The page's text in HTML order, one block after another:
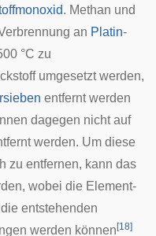
. Methan und
an Platin-
°C zu
umgesetzt werden,
entfernt werden
dagegen nicht auf
werden. Um diese
zu entfernen, kann das
wobei die Element-
entstehenden
werden können [18]